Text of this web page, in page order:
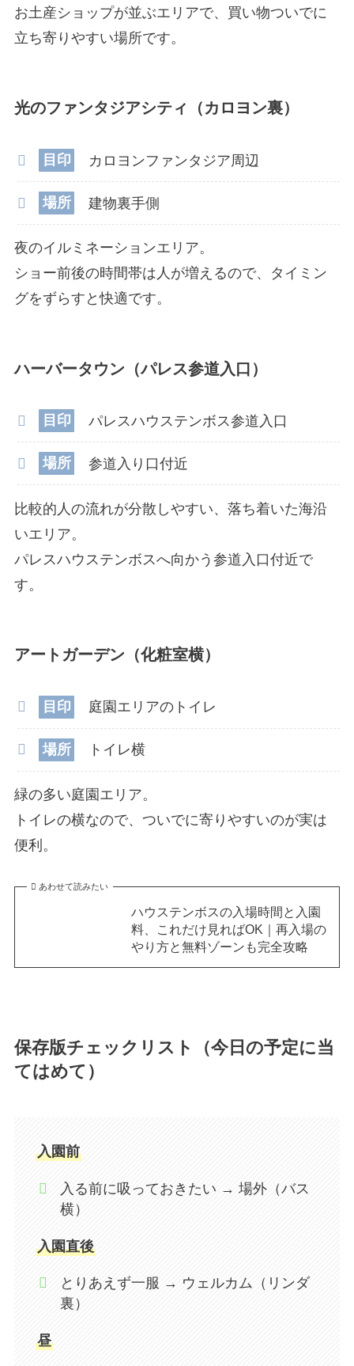
お土産ショップが並ぶエリアで、買い物ついでに
立ち寄りやすい場所です。
光のファンタジアシティ（カロヨン裏）
目印 カロヨンファンタジア周辺
場所 建物裏手側
夜のイルミネーションエリア。
ショー前後の時間帯は人が増えるので、タイミン
グをずらすと快適です。
ハーバータウン（パレス参道入口）
目印 パレスハウステンボス参道入口
場所 参道入り口付近
比較的人の流れが分散しやすい、落ち着いた海沿
いエリア。
パレスハウステンボスへ向かう参道入口付近で
す。
アートガーデン（化粧室横）
目印 庭園エリアのトイレ
場所 トイレ横
緑の多い庭園エリア。
トイレの横なので、ついでに寄りやすいのが実は
便利。
あわせて読みたい
ハウステンボスの入場時間と入園
料、これだけ見ればOK｜再入場の
やり方と無料ゾーンも完全攻略
保存版チェックリスト（今日の予定に当
てはめて）
入園前
入る前に吸っておきたい → 場外（バス
横）
入園直後
とりあえず一服 → ウェルカム（リンダ
裏）
昼